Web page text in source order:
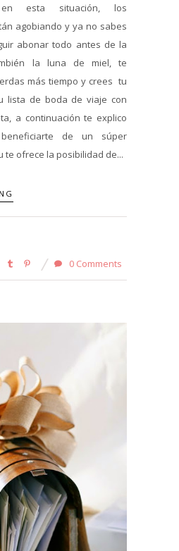
esta situación, los
agobiando y ya no sabes
abonar todo antes de la
la luna de miel, te
más tiempo y crees tu
lista de boda de viaje con
a continuación te explico
de un súper
te ofrece la posibilidad de...
0 Comments